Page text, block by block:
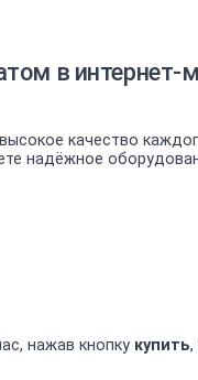
в интернет-
качество
надёжное
нажав кнопку купить,